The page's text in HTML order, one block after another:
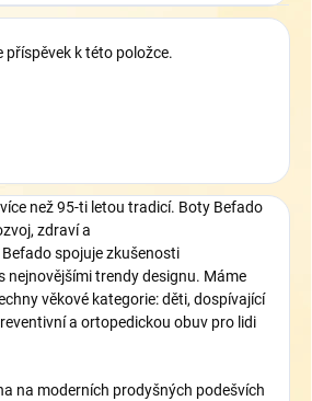
příspěvek k této položce.
než95-ti letou tradicí. Boty Befado
zdraví a
Befado spojuje zkušenosti
nejnovějšímitrendydesignu. Máme
věkové kategorie: děti, dospívající
a ortopedickou obuv pro lidi
na moderních prodyšných podešvích